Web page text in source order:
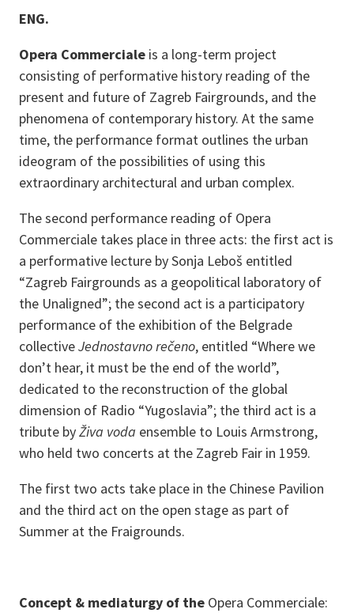
ENG.
Opera Commerciale is a long-term project
consisting of performative history reading of the
present and future of Zagreb Fairgrounds, and the
phenomena of contemporary history. At the same
time, the performance format outlines the urban
ideogram of the possibilities of using this
extraordinary architectural and urban complex.
The second performance reading of Opera
Commerciale takes place in three acts: the first act is
a performative lecture by Sonja Leboš entitled
“Zagreb Fairgrounds as a geopolitical laboratory of
the Unaligned”; the second act is a participatory
performance of the exhibition of the Belgrade
collectiveJednostavno rečeno, entitled “Where we
don’t hear, it must be the end of the world”,
dedicated to the reconstruction of the global
dimension of Radio “Yugoslavia”; the third act is a
tribute byŽiva voda ensemble to Louis Armstrong,
who held two concerts at the Zagreb Fair in 1959.
The first two acts take place in the Chinese Pavilion
and the third act on the open stage as part of
Summer at the Fraigrounds.
Concept & mediaturgy of the Opera Commerciale: